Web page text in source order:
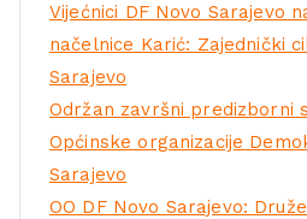
Vijećnici DF Novo Sarajevo
načelnice Karić: Zajednički
Sarajevo
Održan završni predizborni
Općinske organizacije
Sarajevo
OO DF Novo Sarajevo: